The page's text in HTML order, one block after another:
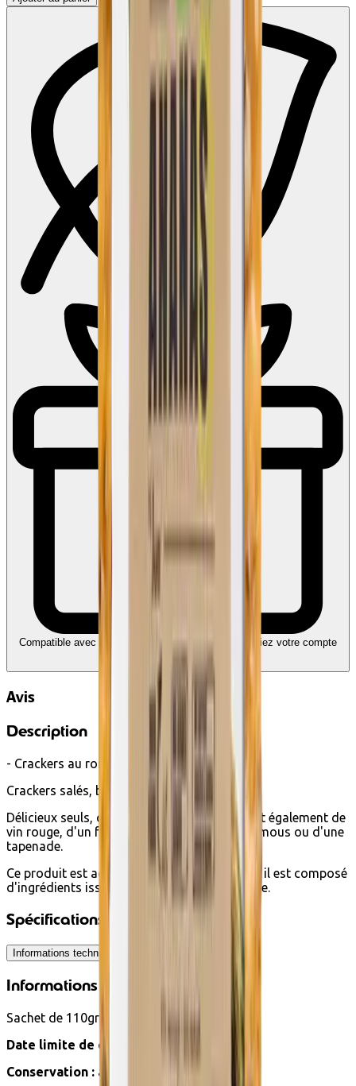
Compatible avec Ecochèques et Chèques-cadeaux
Liez votre compte
Edenred
Avis
Description
- Crackers au romarin BIO -
Crackers salés, bio et vegan au romarin.
Délicieux seuls, ces crackers s'accompagnent également de
vin rouge, d'un fromage ou encore d'un houmous ou d'une
tapenade.
Ce produit est achetable en éco-chèques car il est composé
d'ingrédients issus de l'agriculture biologique.
Spécifications
Informations techniques
Informations techniques
Sachet de 110gr
Date limite de consommation :
Conservation : à l'abri de la chaleur